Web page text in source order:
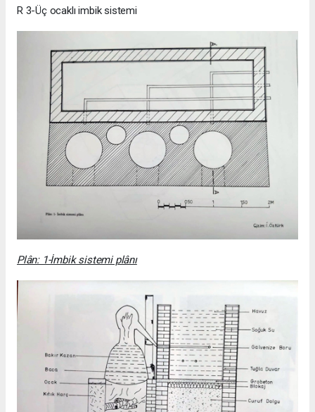
R 3-Üç ocaklı imbik sistemi
Plân: 1-İmbik sistemi plânı